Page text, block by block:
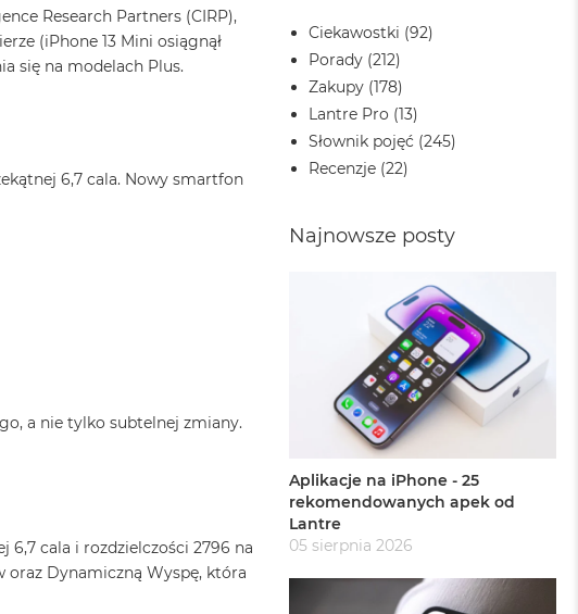
Research Partners (CIRP),
(iPhone 13 Mini osiągnął
się na modelach Plus.
6,7 cala. Nowy smartfon
a nie tylko subtelnej zmiany.
6,7 cala i rozdzielczości 2796 na
oraz Dynamiczną Wyspę, która
Ciekawostki (92)
Porady (212)
Zakupy (178)
Lantre Pro (13)
Słownik pojęć (245)
Recenzje (22)
Najnowsze posty
Aplikacje na iPhone - 25
rekomendowanych apek od
Lantre
05 sierpnia 2026